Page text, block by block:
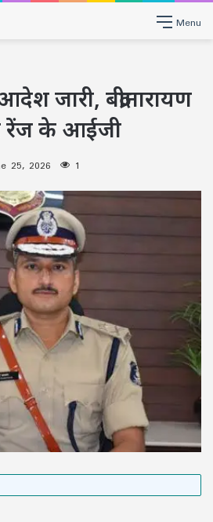
Menu
जारी, बद्रीनारायण
रेंज के आईजी
25, 2026 1